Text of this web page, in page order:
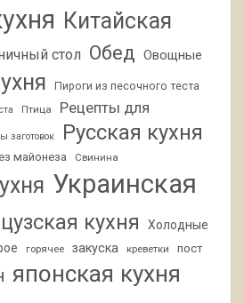
Китайская
стол Обед Овощные
Пироги из песочного теста
Птица
Рецепты для
заготовок Русская кухня
майонеза Свинина
Украинская
кухня
Холодные
горячее закуска креветки пост
японская кухня